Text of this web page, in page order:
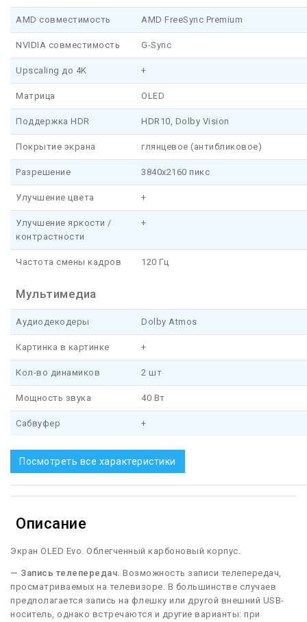
AMD совместимость AMD FreeSync Premium
NVIDIA совместимость G-Sync
Upscaling до 4K +
Матрица OLED
Поддержка HDR HDR10, Dolby Vision
Покрытие экрана глянцевое (антибликовое)
Разрешение 3840x2160 пикс
Улучшение цвета +
Улучшение яркости /
контрастности
+
Частота смены кадров 120 Гц
Мультимедиа
Аудиодекодеры Dolby Atmos
Картинка в картинке +
Кол-во динамиков 2 шт
Мощность звука 40 Вт
Сабвуфер +
Посмотреть все характеристики
Описание
Экран OLED Evo. Облегченный карбоновый корпус.
— Запись телепередач. Возможность записи телепередач,
просматриваемых на телевизоре. В большинстве случаев
предполагается запись на флешку или другой внешний USB-
носитель, однако встречаются и другие варианты: при